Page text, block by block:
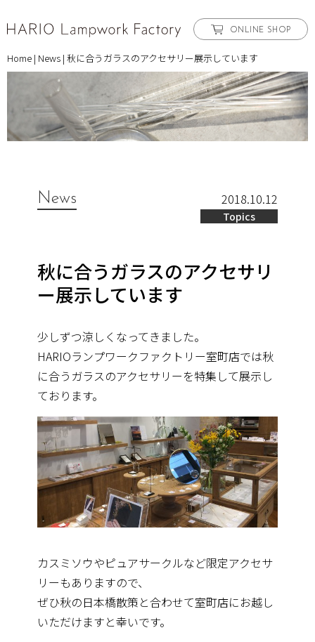
ONLINE SHOP
Home | News | 秋に合うガラスのアクセサリー展示しています
News 2018.10.12
Topics
秋に合うガラスのアクセサリ
ー展示しています
少しずつ涼しくなってきました。
HARIOランプワークファクトリー室町店では秋
に合うガラスのアクセサリーを特集して展示し
ております。
カスミソウやピュアサークルなど限定アクセサ
リーもありますので、
ぜひ秋の日本橋散策と合わせて室町店にお越し
いただけますと幸いです。